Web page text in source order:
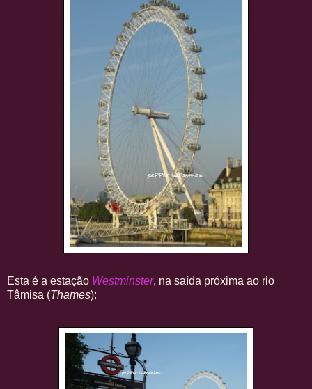
Esta é a estação Westminster, na saída próxima ao rio
Tâmisa (Thames):